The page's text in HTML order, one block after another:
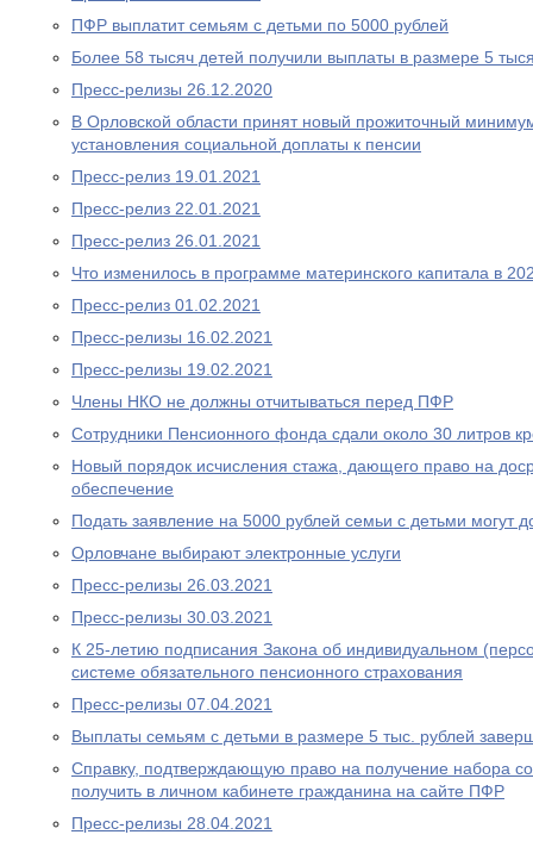
ПФР выплатит семьям с детьми по 5000 рублей
Более 58 тысяч детей получили выплаты в размере 5
Пресс-релизы 26.12.2020
В Орловской области принят новый прожиточный
установления социальной доплаты к пенсии
Пресс-релиз 19.01.2021
Пресс-релиз 22.01.2021
Пресс-релиз 26.01.2021
Что изменилось в программе материнского капитала в
Пресс-релиз 01.02.2021
Пресс-релизы 16.02.2021
Пресс-релизы 19.02.2021
Члены НКО не должны отчитываться перед ПФР
Сотрудники Пенсионного фонда сдали около 30 литров
Новый порядок исчисления стажа, дающего право на
обеспечение
Подать заявление на 5000 рублей семьи с детьми могут
Орловчане выбирают электронные услуги
Пресс-релизы 26.03.2021
Пресс-релизы 30.03.2021
К 25-летию подписания Закона об индивидуальном
системе обязательного пенсионного страхования
Пресс-релизы 07.04.2021
Выплаты семьям с детьми в размере 5 тыс. рублей
Справку, подтверждающую право на получение набора
получить в личном кабинете гражданина на сайте ПФР
Пресс-релизы 28.04.2021